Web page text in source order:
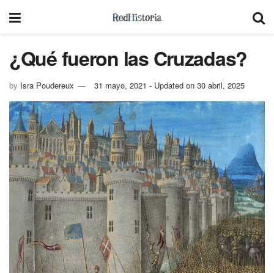
¿Qué fueron las Cruzadas?
by Isra Poudereux 31 mayo, 2021 - Updated on 30 abril, 2025